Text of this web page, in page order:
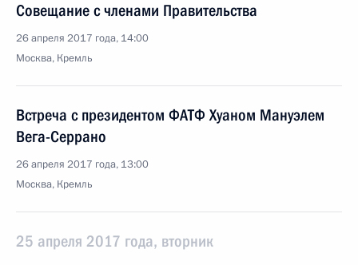
Совещание с членами Правительства
26 апреля 2017 года, 14:00
Москва, Кремль
Встреча с президентом ФАТФ Хуаном Мануэлем
Вега-Серрано
26 апреля 2017 года, 13:00
Москва, Кремль
25 апреля 2017 года, вторник